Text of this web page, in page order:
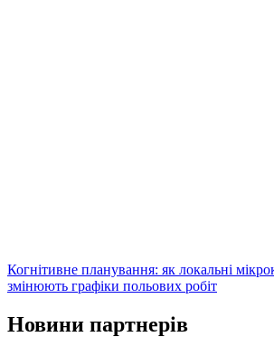
Когнітивне планування: як локальні
змінюють графіки польових робіт
Новини партнерів